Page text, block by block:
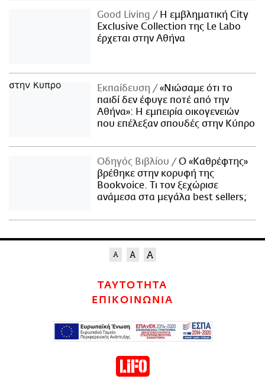
Good Living
Η εμβληματική City
Exclusive Collection της Le Labo
έρχεται στην Αθήνα
Εκπαίδευση
«Νιώσαμε ότι το
παιδί δεν έφυγε ποτέ από την
Αθήνα»: Η εμπειρία οικογενειών
που επέλεξαν σπουδές στην Κύπρο
Οδηγός Βιβλίου
Ο «Καθρέφτης»
βρέθηκε στην κορυφή της
Bookvoice. Τι τον ξεχώρισε
ανάμεσα στα μεγάλα best sellers;
ΤΑΥΤΟΤΗΤΑ
ΕΠΙΚΟΙΝΩΝΙΑ